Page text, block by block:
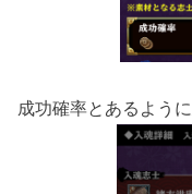
成功確率とあるように